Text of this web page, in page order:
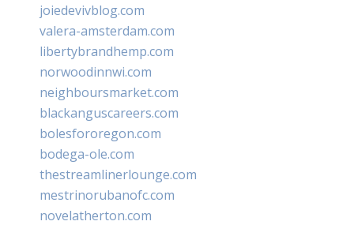
joiedevivblog.com
valera-amsterdam.com
libertybrandhemp.com
norwoodinnwi.com
neighboursmarket.com
blackanguscareers.com
bolesfororegon.com
bodega-ole.com
thestreamlinerlounge.com
mestrinorubanofc.com
novelatherton.com